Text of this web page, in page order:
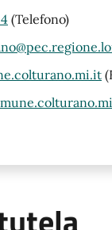
(Telefono)